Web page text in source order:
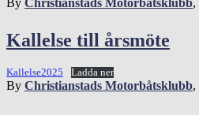
By Christianstads Motorbåtsklubb,
Kallelse till årsmöte
Kallelse2025 Ladda ner
By Christianstads Motorbåtsklubb,